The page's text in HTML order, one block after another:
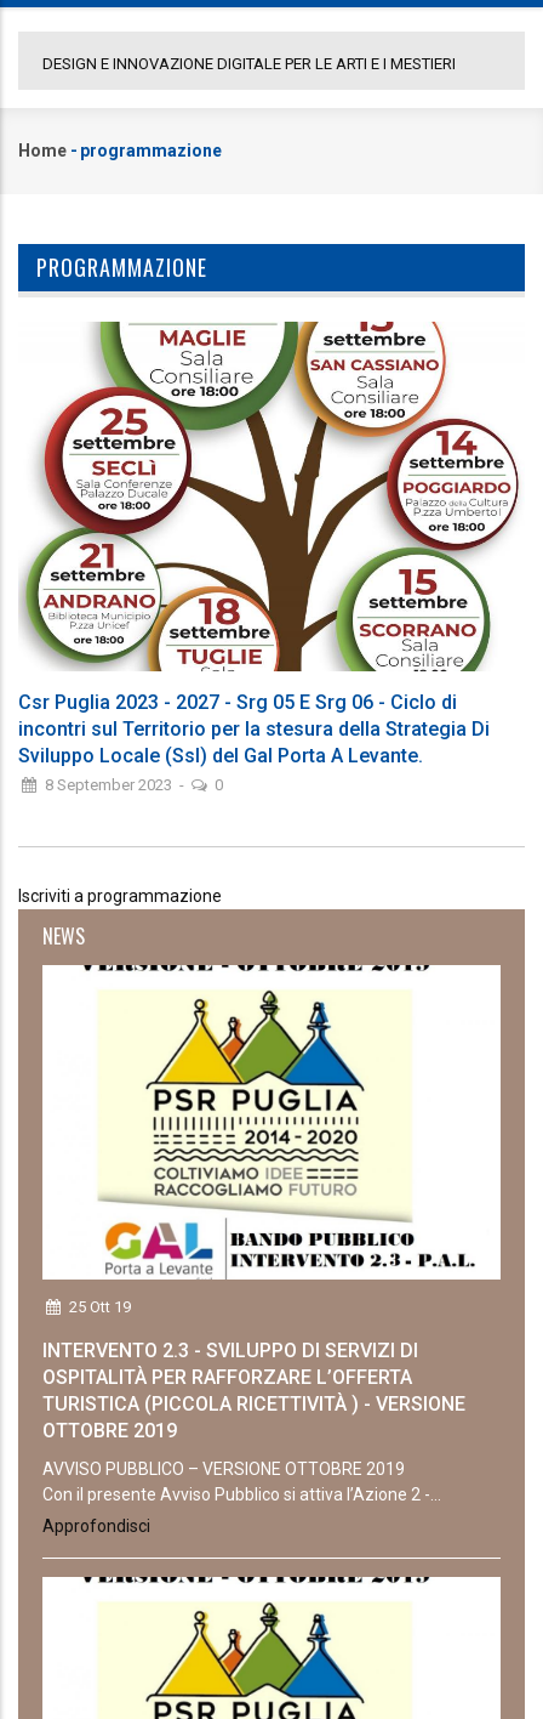
E INNOVAZIONE DIGITALE PER LE ARTI E I MESTIERI
Briciole
Home - programmazione
PROGRAMMAZIONE
Csr Puglia 2023 - 2027 - Srg 05 E Srg 06 - Ciclo di
incontri sul Territorio per la stesura della Strategia Di
Sviluppo Locale (Ssl) del Gal Porta A Levante.
8 September 2023 - 0
Iscriviti a programmazione
NEWS
25 Ott 19
INTERVENTO 2.3 - SVILUPPO DI SERVIZI DI
OSPITALITÀ PER RAFFORZARE L’OFFERTA
TURISTICA (PICCOLA RICETTIVITÀ ) - VERSIONE
OTTOBRE 2019
AVVISO PUBBLICO – VERSIONE OTTOBRE 2019
Con il presente Avviso Pubblico si attiva l’Azione 2 -...
Approfondisci